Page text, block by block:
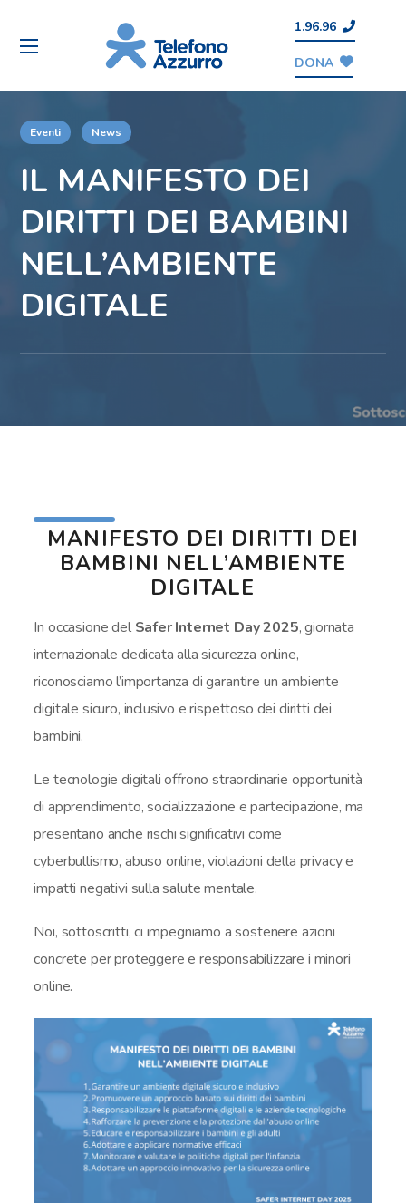
1.96.96
DONA
Eventi News
IL MANIFESTO DEI
DIRITTI DEI BAMBINI
NELL’AMBIENTE
DIGITALE
MANIFESTO DEI DIRITTI DEI
BAMBINI NELL’AMBIENTE
DIGITALE
In occasione del Safer Internet Day 2025, giornata
internazionale dedicata alla sicurezza online,
riconosciamo l’importanza di garantire un ambiente
digitale sicuro, inclusivo e rispettoso dei diritti dei
bambini.
Le tecnologie digitali offrono straordinarie opportunità
di apprendimento, socializzazione e partecipazione, ma
presentano anche rischi significativi come
cyberbullismo, abuso online, violazioni della privacy e
impatti negativi sulla salute mentale.
Noi, sottoscritti, ci impegniamo a sostenere azioni
concrete per proteggere e responsabilizzare i minori
online.